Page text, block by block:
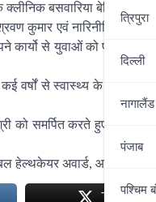
त्रिपुरा
दिल्‍ली
नागालैंड
पंजाब
पश्चिम
क्लीनिक बसवारिया बेतिया के
कुमार एवं नारिनीति
कार्यो से युवाओं को
कई वर्षों से स्वास्थ्य के क्षेत्र
को समर्पित करते हुए बताया
हेल्थकेयर अवार्ड,
Tweet